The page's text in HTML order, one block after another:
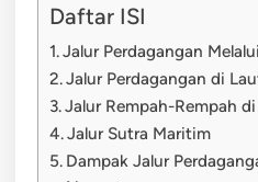
Daftar ISI
Jalur Perdagangan
Jalur Perdagangan di
Jalur Rempah-Rempah
Jalur Sutra Maritim
Dampak Jalur